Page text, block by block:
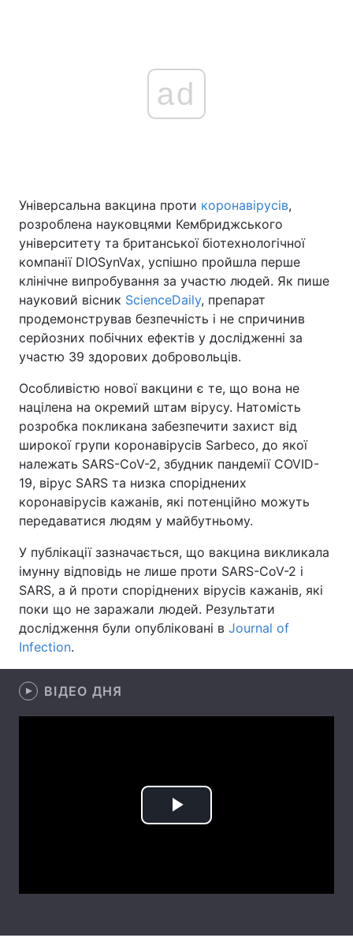
Головна Війна
Україна Політика
Економіка Світ
Спорт Наука
Техно і зв'язок Лайт
Зброя Інциденти
Здоров'я Туризм
Цікавинки Погода
Екологія Регіони
Лонгріди
Відео з Youtube Статті
Інтерв'ю Думки
Архів
ad
Універсальна вакцина проти коронавірусів,
розроблена науковцями Кембриджського
університету та британської біотехнологічної
компанії DIOSynVax, успішно пройшла перше
клінічне випробування за участю людей. Як пише
науковий вісник ScienceDaily, препарат
продемонстрував безпечність і не спричинив
серйозних побічних ефектів у дослідженні за
участю 39 здорових добровольців.
Особливістю нової вакцини є те, що вона не
націлена на окремий штам вірусу. Натомість
розробка покликана забезпечити захист від
широкої групи коронавірусів Sarbeco, до якої
належать SARS-CoV-2, збудник пандемії COVID-
19, вірус SARS та низка споріднених
коронавірусів кажанів, які потенційно можуть
передаватися людям у майбутньому.
У публікації зазначається, що вакцина викликала
імунну відповідь не лише проти SARS-CoV-2 і
SARS, а й проти споріднених вірусів кажанів, які
поки що не заражали людей. Результати
дослідження були опубліковані в Journal of
Infection.
ВІДЕО ДНЯ
Play